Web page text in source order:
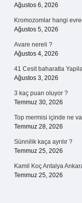
Ağustos 6, 2026
Kromozomlar hangi
Ağustos 5, 2026
Avare nereli ?
Ağustos 4, 2026
41 Cesit baharatla
Ağustos 3, 2026
3 kaç puan oluyor ?
Temmuz 30, 2026
Top mermisi içinde ne
Temmuz 28, 2026
Sünnilik kaça ayrılır ?
Temmuz 25, 2026
Kamil Koç Antalya
Temmuz 25, 2026